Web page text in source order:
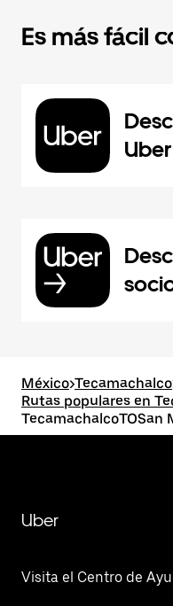
Es más fácil
Uber
México>Tecamachalco
Rutas populares en
TecamachalcoTOSan
Uber
Visita el Centro de